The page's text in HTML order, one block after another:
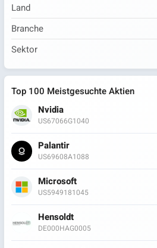
Land
Branche
Sektor
Top 100 Meistgesuchte Aktien
Nvidia
US67066G1040
Palantir
US69608A1088
Microsoft
US5949181045
Hensoldt
DE000HAG0005